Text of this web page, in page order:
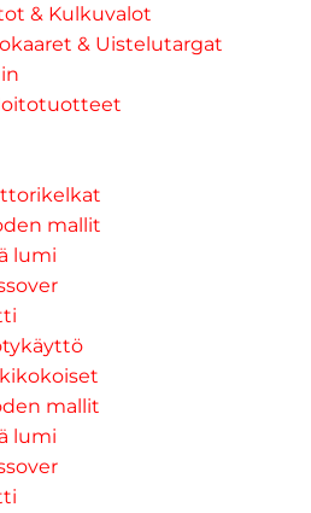
& Kulkuvalot
& Uistelutargat
mallit
lumi
mallit
lumi